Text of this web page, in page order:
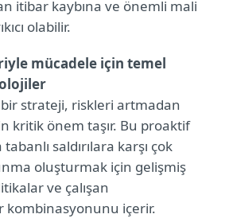
itibar kaybına ve önemli mali
olabilir.
mücadele için temel
strateji, riskleri artmadan
kritik önem taşır. Bu proaktif
saldırılara karşı çok
oluşturmak için gelişmiş
ve çalışan
kombinasyonunu içerir.